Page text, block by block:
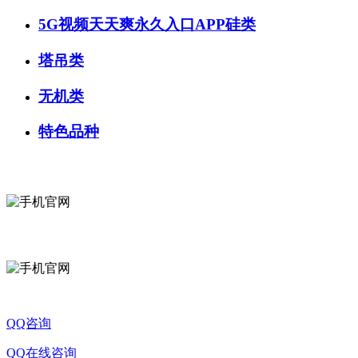
5G视频天天爽永久入口APP硅类
塔吊类
无机类
特色品种
QQ咨询
QQ在线咨询